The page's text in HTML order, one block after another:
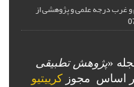
غرب درجه علمی و پژوهشی از
«پژوهش تطبیقی
اساس مجوز کرییتیو